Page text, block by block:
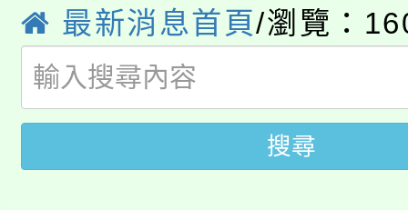
局官網。
8月14至27日，桃園電
開!
115年桃園市運動會8/
田徑場及游泳池舉行。
桃園市低收入戶享有免
最新消息首頁/瀏覽：
搜尋